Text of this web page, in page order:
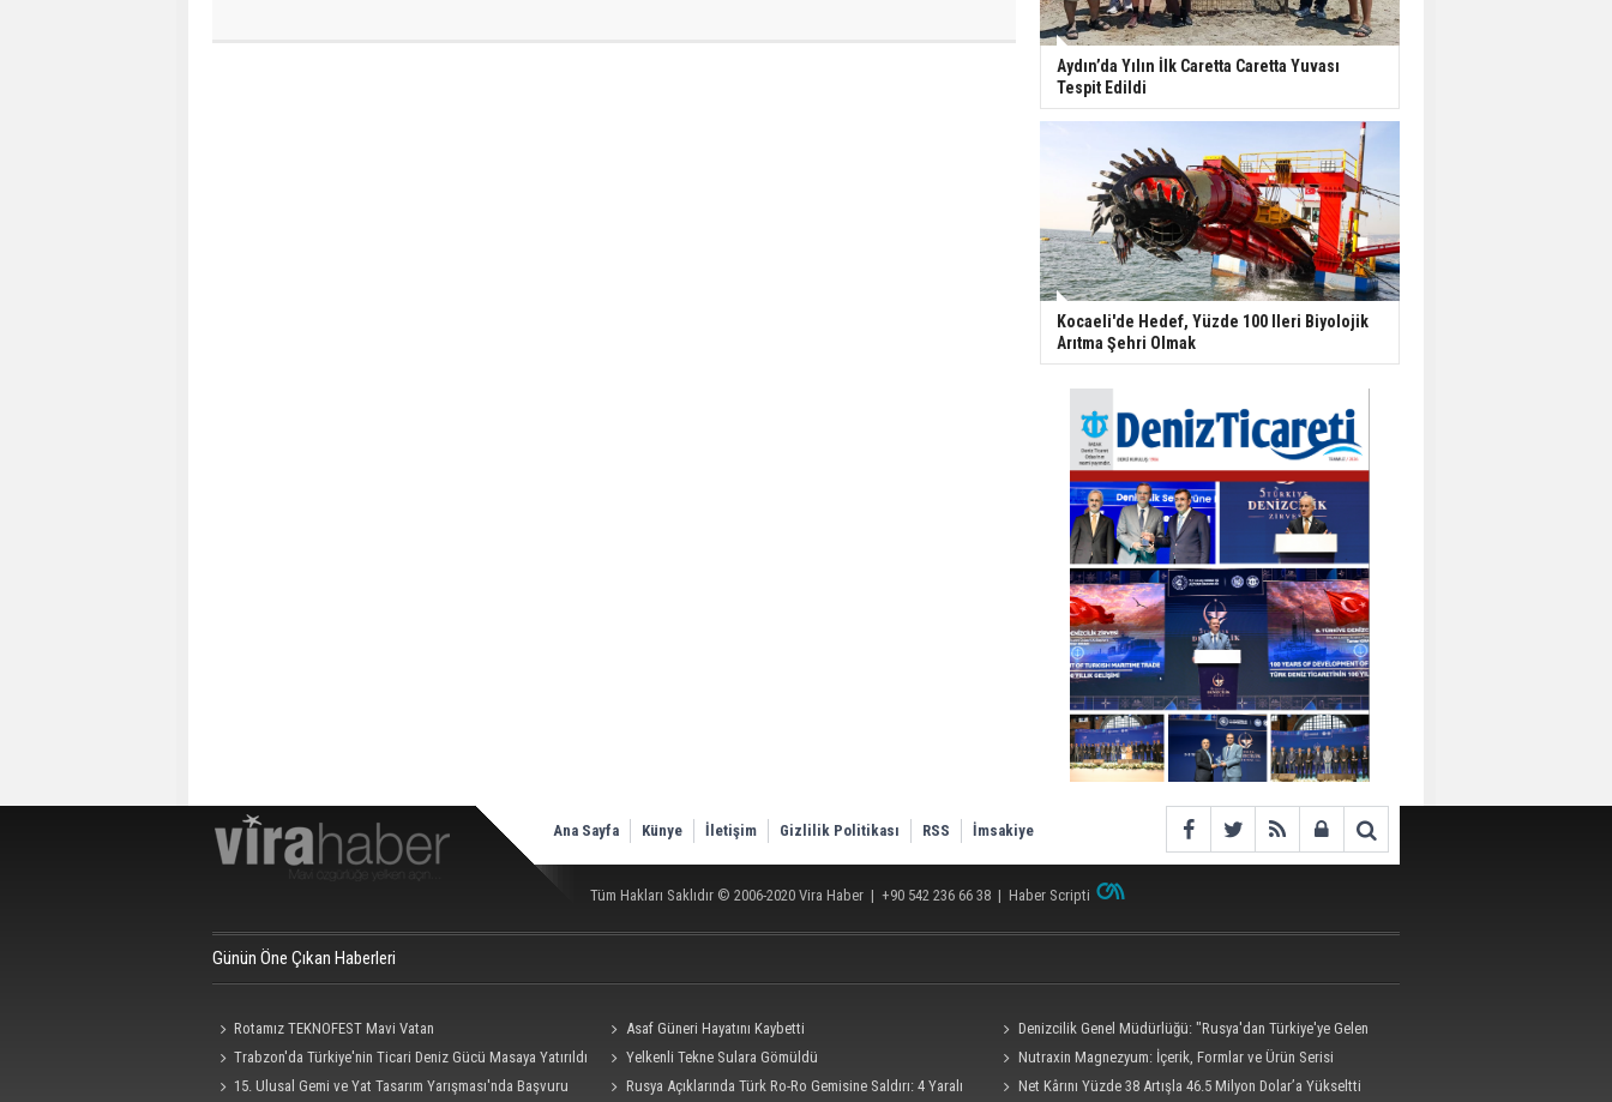
Aydın’da Yılın İlk Caretta Caretta Yuvası
Tespit Edildi
Kocaeli'de Hedef, Yüzde 100 Ileri Biyolojik
Arıtma Şehri Olmak
Ana Sayfa Künye İletişim Gizlilik Politikası RSS İmsakiye
Tüm Hakları Saklıdır © 2006-2020 Vira Haber | +90 542 236 66 38 | Haber Scripti
Günün Öne Çıkan Haberleri
Rotamız TEKNOFEST Mavi Vatan Asaf Güneri Hayatını Kaybetti
Denizcilik Genel Müdürlüğü: "Rusya'dan Türkiye'ye Gelen
Ro-Ro Gemisi Dron Saldırısına Uğradı"
Trabzon'da Türkiye'nin Ticari Deniz Gücü Masaya Yatırıldı Yelkenli Tekne Sulara Gömüldü
Nutraxin Magnezyum: İçerik, Formlar ve Ürün Serisi
Rehberi
15. Ulusal Gemi ve Yat Tasarım Yarışması'nda Başvuru Rusya Açıklarında Türk Ro-Ro Gemisine Saldırı: 4 Yaralı Net Kârını Yüzde 38 Artışla 46.5 Milyon Dolar’a Yükseltti